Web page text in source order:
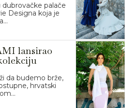
palače
Designa koja je
lansirao
da budemo brže,
hrvatski